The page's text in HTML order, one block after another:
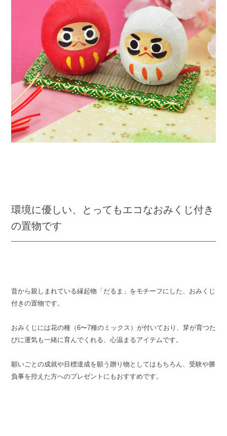
環境に優しい、とってもエコなおみくじ付き
の置物です
昔から親しまれている縁起物「だるま」をモチーフにした、おみくじ
付きの置物です。
おみくじには花の種（6〜7種のミックス）が付いており、芽が育つた
びに運気も一緒に育んでくれる、心温まるアイテムです。
願いごとの成就や目標達成を願う贈り物としてはもちろん、受験や勝
負事を控えた方へのプレゼントにもおすすめです。